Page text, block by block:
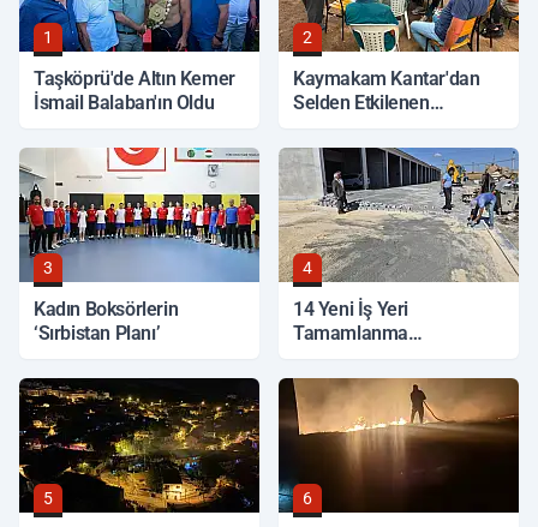
1
Taşköprü'de Altın Kemer
İsmail Balaban'ın Oldu
2
Kaymakam Kantar'dan
Selden Etkilenen
3
Kadın Boksörlerin
‘Sırbistan Planı’
4
14 Yeni İş Yeri
Tamamlanma
5 6